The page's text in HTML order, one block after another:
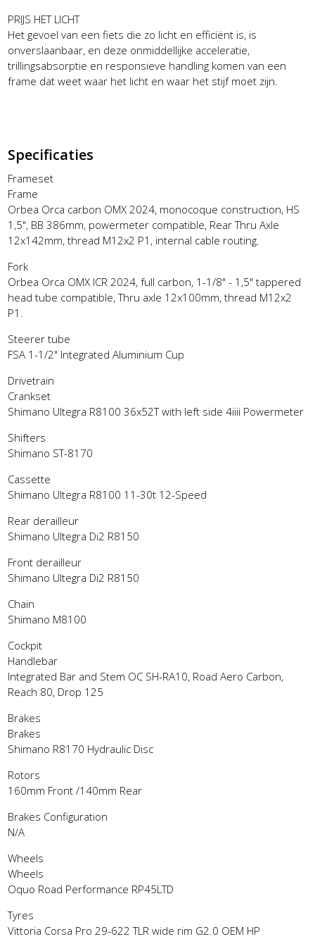
PRIJS HET LICHT
Het gevoel van een fiets die zo licht en efficiënt is, is
onverslaanbaar, en deze onmiddellijke acceleratie,
trillingsabsorptie en responsieve handling komen van een
frame dat weet waar het licht en waar het stijf moet zijn.
Specificaties
Frameset
Frame
Orbea Orca carbon OMX 2024, monocoque construction, HS
1,5", BB 386mm, powermeter compatible, Rear Thru Axle
12x142mm, thread M12x2 P1, internal cable routing.
Fork
Orbea Orca OMX ICR 2024, full carbon, 1-1/8" - 1,5" tappered
head tube compatible, Thru axle 12x100mm, thread M12x2
P1.
Steerer tube
FSA 1-1/2" Integrated Aluminium Cup
Drivetrain
Crankset
Shimano Ultegra R8100 36x52T with left side 4iiii Powermeter
Shifters
Shimano ST-8170
Cassette
Shimano Ultegra R8100 11-30t 12-Speed
Rear derailleur
Shimano Ultegra Di2 R8150
Front derailleur
Shimano Ultegra Di2 R8150
Chain
Shimano M8100
Cockpit
Handlebar
Integrated Bar and Stem OC SH-RA10, Road Aero Carbon,
Reach 80, Drop 125
Brakes
Brakes
Shimano R8170 Hydraulic Disc
Rotors
160mm Front /140mm Rear
Brakes Configuration
N/A
Wheels
Wheels
Oquo Road Performance RP45LTD
Tyres
Vittoria Corsa Pro 29-622 TLR wide rim G2.0 OEM HP